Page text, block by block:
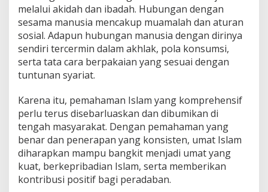
melalui akidah dan ibadah. Hubungan dengan
sesama manusia mencakup muamalah dan aturan
sosial. Adapun hubungan manusia dengan dirinya
sendiri tercermin dalam akhlak, pola konsumsi,
serta tata cara berpakaian yang sesuai dengan
tuntunan syariat.
Karena itu, pemahaman Islam yang komprehensif
perlu terus disebarluaskan dan dibumikan di
tengah masyarakat. Dengan pemahaman yang
benar dan penerapan yang konsisten, umat Islam
diharapkan mampu bangkit menjadi umat yang
kuat, berkepribadian Islam, serta memberikan
kontribusi positif bagi peradaban.